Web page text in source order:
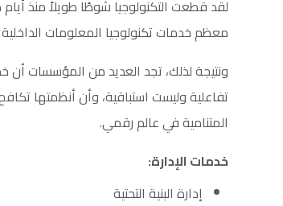
لقد قطعت التكنولوجيا شوطًا طويلاً منذ
معظم خدمات تكنولوجيا المعلومات
ونتيجة لذلك، تجد العديد من المؤسسات أن
تفاعلية وليست استباقية، وأن أنظمتها
المتنامية في عالم رقمي.
خدمات الإدارة:
إدارة البنية التحتية